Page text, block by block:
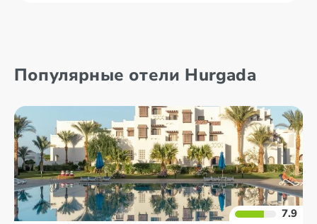
Mersa Matruha Taba
Популярные отели Hurgada
7.9